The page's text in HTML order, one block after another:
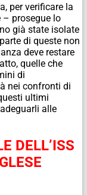
per verificare la
prosegue lo
già state isolate
di queste non
deve restare
quelle che
di
nei confronti di
ultimi
alle
DELL’ISS